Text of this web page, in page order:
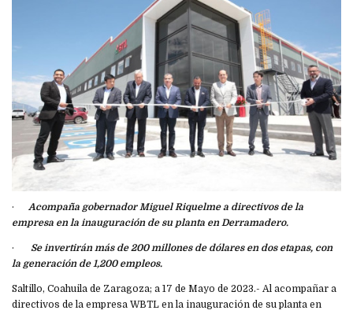
· Acompaña gobernador Miguel Riquelme a directivos de la
empresa en la inauguración de su planta en Derramadero.
·
Se invertirán más de 200 millones de dólares en dos etapas, con
la generación de 1,200 empleos.
Saltillo, Coahuila de Zaragoza; a 17 de Mayo de 2023.- Al acompañar a
directivos de la empresa WBTL en la inauguración de su planta en